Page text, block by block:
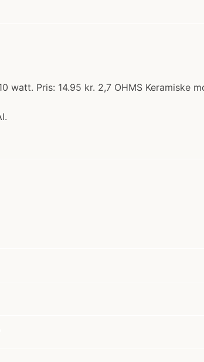
watt. Pris: 14.95 kr. 2,7 OHMS Keramiske